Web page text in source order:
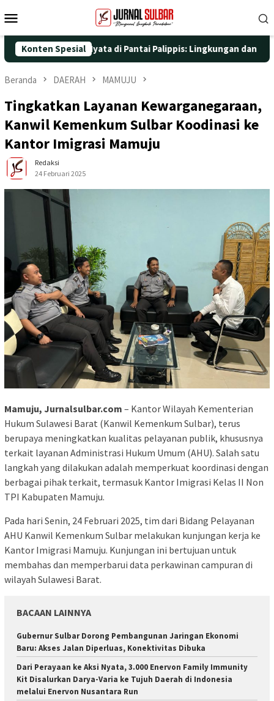
ke
Mobile
Konten Spesial
Aksi Nyata di Pantai Palippis: Lingkungan dan Kesehatan
Beranda DAERAH MAMUJU
Tingkatkan Layanan Kewarganegaraan,
Kanwil Kemenkum Sulbar Koodinasi ke
Kantor Imigrasi Mamuju
Redaksi
24 Februari 2025
Mamuju, Jurnalsulbar.com – Kantor Wilayah Kementerian
Hukum Sulawesi Barat (Kanwil Kemenkum Sulbar), terus
berupaya meningkatkan kualitas pelayanan publik, khususnya
terkait layanan Administrasi Hukum Umum (AHU). Salah satu
langkah yang dilakukan adalah memperkuat koordinasi dengan
berbagai pihak terkait, termasuk Kantor Imigrasi Kelas II Non
TPI Kabupaten Mamuju.
Pada hari Senin, 24 Februari 2025, tim dari Bidang Pelayanan
AHU Kanwil Kemenkum Sulbar melakukan kunjungan kerja ke
Kantor Imigrasi Mamuju. Kunjungan ini bertujuan untuk
membahas dan memperbarui data perkawinan campuran di
wilayah Sulawesi Barat.
BACAAN LAINNYA
Gubernur Sulbar Dorong Pembangunan Jaringan Ekonomi
Baru: Akses Jalan Diperluas, Konektivitas Dibuka
Dari Perayaan ke Aksi Nyata, 3.000 Enervon Family Immunity
Kit Disalurkan Darya-Varia ke Tujuh Daerah di Indonesia
melalui Enervon Nusantara Run